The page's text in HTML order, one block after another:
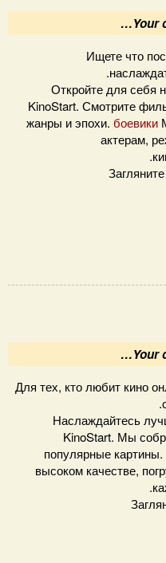
Your
Ищете что
Откройте для себя
KinoStart. Смотрите
жанры и эпохи. боевики
актерам,
Your
Для тех, кто любит кино
Наслаждайтесь
KinoStart. Мы
популярные картины.
высоком качестве,